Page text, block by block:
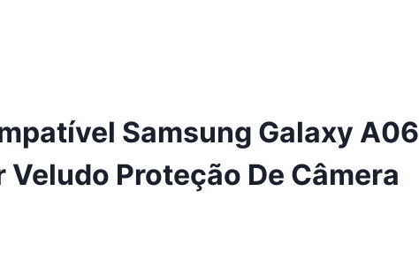
Samsung Galaxy A06
Proteção De Câmera